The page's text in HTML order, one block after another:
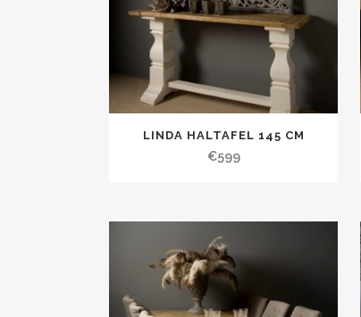
LINDA HALTAFEL 145 CM
€599